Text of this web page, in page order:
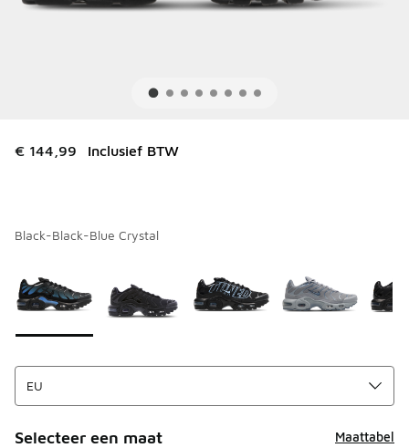
€ 144,99 Inclusief BTW
Black-Black-Blue Crystal
Selecteer een maat Maattabel